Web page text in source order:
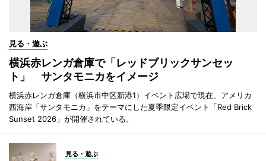
見る・遊ぶ
横浜赤レンガ倉庫で「レッドブリックサンセッ
ト」 サンタモニカをイメージ
横浜赤レンガ倉庫（横浜市中区新港1）イベント広場で現在、アメリカ
西海岸「サンタモニカ」をテーマにした夏季限定イベント「Red Brick
Sunset 2026」が開催されている。
見る・遊ぶ